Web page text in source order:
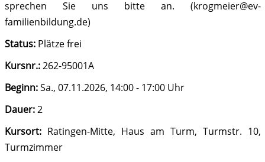
sprechen Sie uns bitte an. (krogmeier@ev-
familienbildung.de)
Status: Plätze frei
Kursnr.:262-95001A
Beginn: Sa., 07.11.2026, 14:00 - 17:00 Uhr
Dauer:2
Kursort:Ratingen-Mitte, Haus am Turm, Turmstr. 10,
Turmzimmer